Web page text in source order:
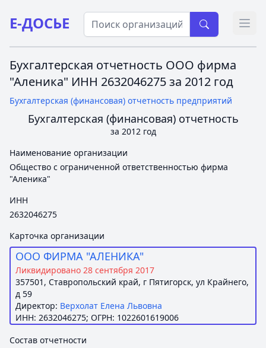
Е-ДОСЬЕ
Бухгалтерская отчетность ООО фирма
"Аленика" ИНН 2632046275 за 2012 год
Бухгалтерская (финансовая) отчетность предприятий
Бухгалтерская (финансовая) отчетность
за 2012 год
Наименование организации
Общество с ограниченной ответственностью фирма
"Аленика"
ИНН
2632046275
Карточка организации
ООО ФИРМА "АЛЕНИКА"
Ликвидировано 28 сентября 2017
357501, Ставропольский край, г Пятигорск, ул Крайнего,
д 59
Директор: Верхолат Елена Львовна
ИНН: 2632046275; ОГРН: 1022601619006
Состав отчетности